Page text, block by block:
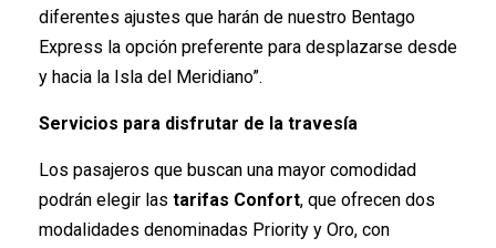
diferentes ajustes que harán de nuestro Bentago
Express la opción preferente para desplazarse desde
y hacia la Isla del Meridiano”.
Servicios para disfrutar de la travesía
Los pasajeros que buscan una mayor comodidad
podrán elegir las tarifas Confort, que ofrecen dos
modalidades denominadas Priority y Oro, con